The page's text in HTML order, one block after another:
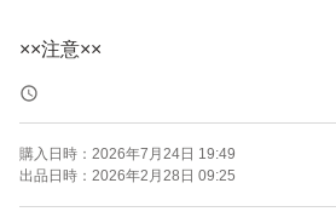
××注意××
夏場のご購入は溶けますのでご遠慮
キャンセルする場合がございます
購入日時： 2026年7月24日 19:49
出品日時： 2026年2月28日 09:25